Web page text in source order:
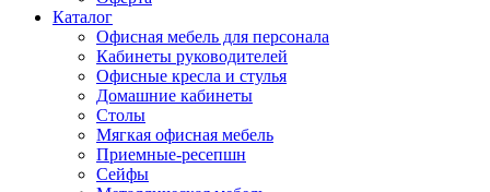
Каталог
Офисная мебель для персонала
Кабинеты руководителей
Офисные кресла и стулья
Домашние кабинеты
Столы
Мягкая офисная мебель
Приемные-ресепшн
Сейфы